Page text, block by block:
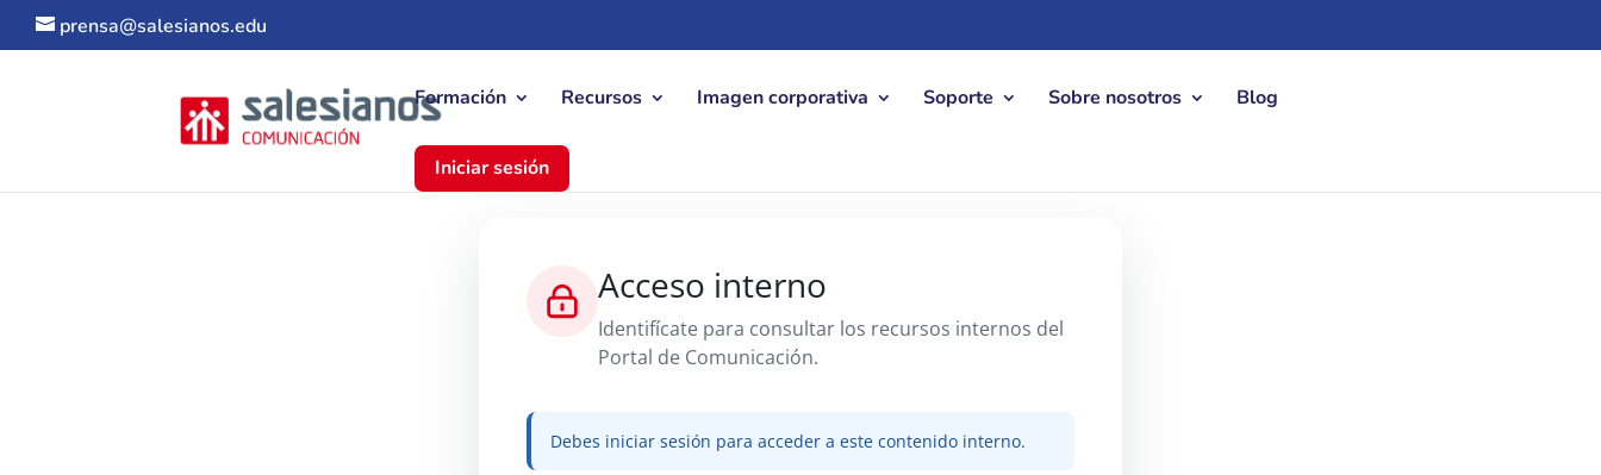
prensa@salesianos.edu
Formación Recursos Imagen corporativa Soporte Sobre nosotros Blog
Iniciar sesión
Acceso interno
Identifícate para consultar los recursos internos del
Portal de Comunicación.
Debes iniciar sesión para acceder a este contenido interno.